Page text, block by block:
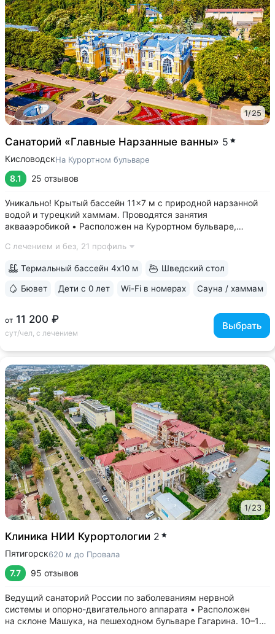
1/25
Санаторий «Главные Нарзанные ванны» 5
КисловодскНа Курортном бульваре
8.1 25 отзывов
Уникально! Крытый бассейн 11×7 м с природной нарзанной
водой и турецкий хаммам. Проводятся занятия
аквааэробикой • Расположен на Курортном бульваре,
Главные нарзанные ванны — памятник архитектуры
С лечением и без, 21 профиль
от 11 200 ₽
сут/чел, с лечением
Выбрать
Термальный бассейн 4х10 м Шведский стол
Бювет Дети с 0 лет Wi-Fi в номерах Сауна / хаммам
1/23
Клиника НИИ Курортологии 2
Пятигорск620 м до Провала
7.7 95 отзывов
Ведущий санаторий России по заболеваниям нервной
системы и опорно-двигательного аппарата • Расположен
на склоне Машука, на пешеходном бульваре Гагарина. 10–15